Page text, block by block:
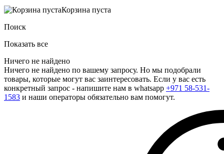
Корзина пуста
Поиск
Показать все
Ничего не найдено
Ничего не найдено по вашему запросу. Но мы подобрали
товары, которые могут вас заинтересовать. Если у вас есть
конкретный запрос - напишите нам в whatsapp +971 58-531-
1583 и наши операторы обязательно вам помогут.